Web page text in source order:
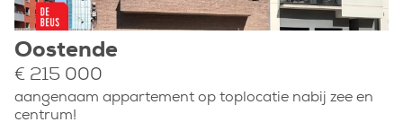
Oostende
€ 215 000
aangenaam appartement op toplocatie nabij zee en
centrum!